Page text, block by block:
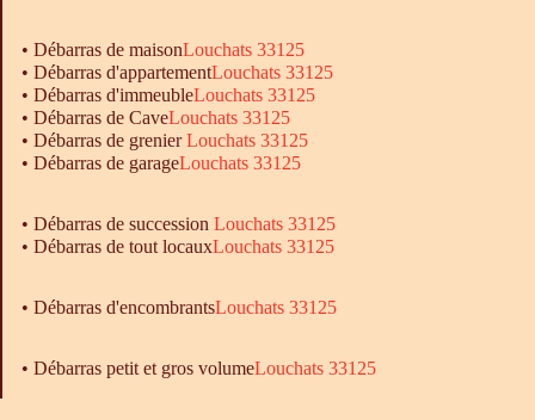
• Débarras de maisonLouchats 33125
• Débarras d'appartementLouchats 33125
• Débarras d'immeubleLouchats 33125
• Débarras de CaveLouchats 33125
• Débarras de grenierLouchats 33125
• Débarras de garageLouchats 33125
• Débarras de succession Louchats 33125
• Débarras de tout locauxLouchats 33125
• Débarras d'encombrantsLouchats 33125
• Débarras petit et gros volumeLouchats 33125